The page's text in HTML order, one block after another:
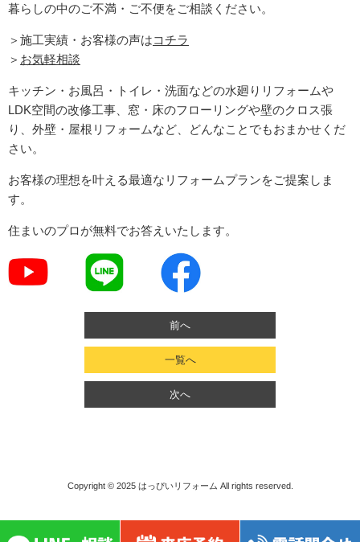
暮らしの中のご不満・ご不便をご相談ください。
＞施工実績・お客様の声はコチラ
＞ お気軽相談
キッチン・お風呂・トイレ・洗面などの水廻りリフォームや
LDK空間の改修工事、窓・床のフローリングや壁のクロス張
り、外壁・屋根リフォームなど、どんなことでもおまかせくだ
さい。
お客様の理想を叶える最適なリフォームプランをご提案しま
す。
住まいのプロが無料でお答えいたします。
前へ
一覧へ
次へ
Copyright © 2025 はっぴいリフォーム All rights reserved.